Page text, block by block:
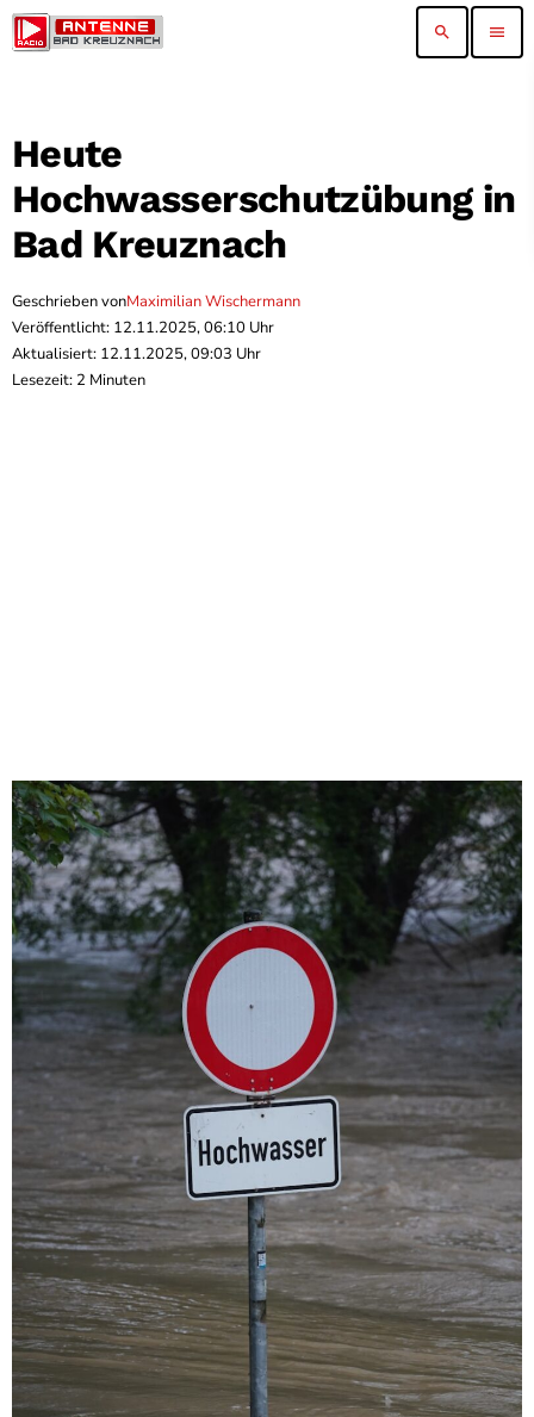
search menu
Heute
Hochwasserschutzübung in
Bad Kreuznach
Geschrieben vonMaximilian Wischermann
Veröffentlicht: 12.11.2025, 06:10 Uhr
Aktualisiert: 12.11.2025, 09:03 Uhr
Lesezeit: 2 Minuten